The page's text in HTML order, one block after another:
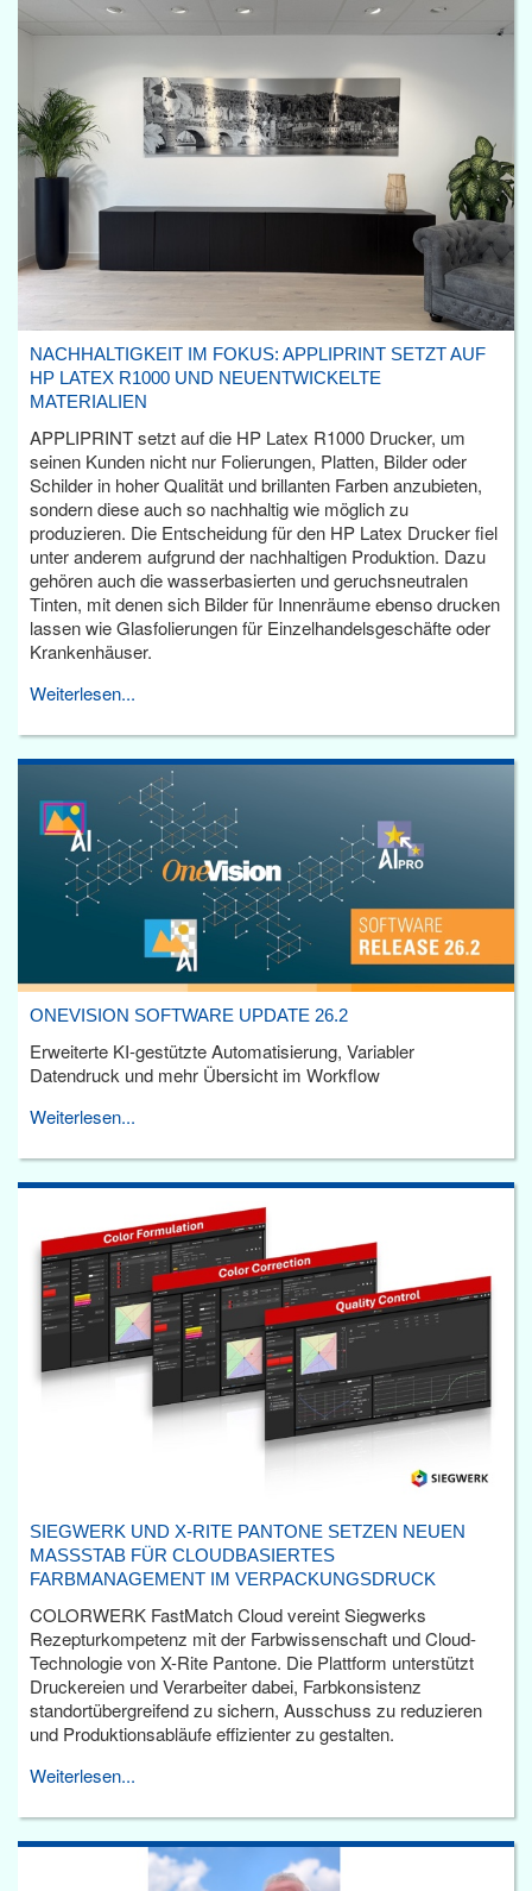
NACHHALTIGKEIT IM FOKUS: APPLIPRINT SETZT AUF
HP LATEX R1000 UND NEUENTWICKELTE
MATERIALIEN
APPLIPRINT setzt auf die HP Latex R1000 Drucker, um
seinen Kunden nicht nur Folierungen, Platten, Bilder oder
Schilder in hoher Qualität und brillanten Farben anzubieten,
sondern diese auch so nachhaltig wie möglich zu
produzieren. Die Entscheidung für den HP Latex Drucker fiel
unter anderem aufgrund der nachhaltigen Produktion. Dazu
gehören auch die wasserbasierten und geruchsneutralen
Tinten, mit denen sich Bilder für Innenräume ebenso drucken
lassen wie Glasfolierungen für Einzelhandelsgeschäfte oder
Krankenhäuser.
Weiterlesen...
ONEVISION SOFTWARE UPDATE 26.2
Erweiterte KI-gestützte Automatisierung, Variabler
Datendruck und mehr Übersicht im Workflow
Weiterlesen...
SIEGWERK UND X-RITE PANTONE SETZEN NEUEN
MASSSTAB FÜR CLOUDBASIERTES F
ARBMANAGEMENT IM VERPACKUNGSDRUCK
COLORWERK FastMatch Cloud vereint Siegwerks
Rezepturkompetenz mit der Farbwissenschaft und Cloud-
Technologie von X-Rite Pantone. Die Plattform unterstützt
Druckereien und Verarbeiter dabei, Farbkonsistenz
standortübergreifend zu sichern, Ausschuss zu reduzieren
und Produktionsabläufe effizienter zu gestalten.
Weiterlesen...